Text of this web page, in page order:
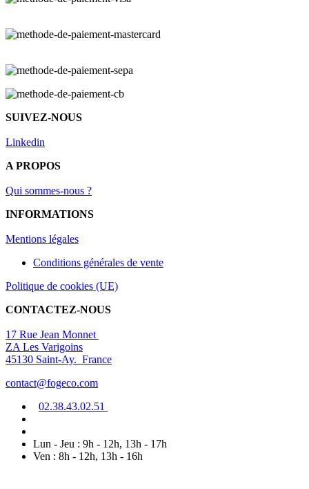
SUIVEZ-NOUS
Linkedin
A PROPOS
Qui sommes-nous ?
INFORMATIONS
Mentions légales
Conditions générales de vente
Politique de cookies (UE)
CONTACTEZ-NOUS
17 Rue Jean Monnet
ZA Les Varigoins
45130 Saint-Ay. France
contact@fogeco.com
02.38.43.02.51
Lun - Jeu : 9h - 12h, 13h - 17h
Ven : 8h - 12h, 13h - 16h